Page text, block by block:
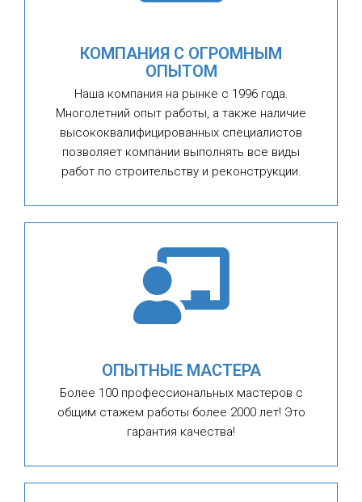
КОМПАНИЯ С ОГРОМНЫМ
ОПЫТОМ
Наша компания на рынке с 1996 года.
Многолетний опыт работы, а также наличие
высококвалифицированных специалистов
позволяет компании выполнять все виды
работ по строительству и реконструкции.
ОПЫТНЫЕ МАСТЕРА
Более 100 профессиональных мастеров с
общим стажем работы более 2000 лет! Это
гарантия качества!